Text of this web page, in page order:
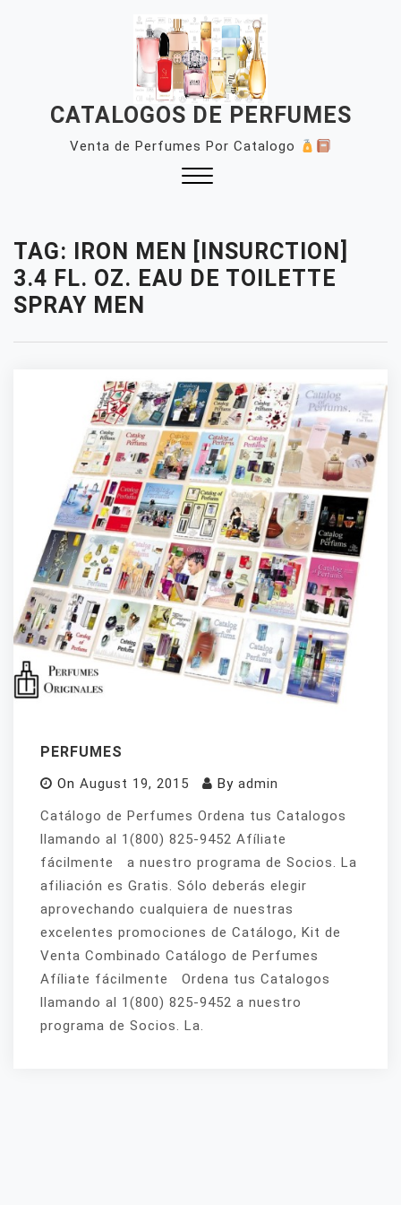
CATALOGOS DE PERFUMES
Venta de Perfumes Por Catalogo
TAG:
IRON MEN [INSURCTION]
3.4 FL. OZ. EAU DE TOILETTE
SPRAY MEN
PERFUMES
On August 19, 2015 By admin
Catálogo de Perfumes Ordena tus Catalogos
llamando al 1(800) 825-9452 Afíliate
fácilmente a nuestro programa de Socios. La
afiliación es Gratis. Sólo deberás elegir
aprovechando cualquiera de nuestras
excelentes promociones de Catálogo, Kit de
Venta Combinado Catálogo de Perfumes
Afíliate fácilmente Ordena tus Catalogos
llamando al 1(800) 825-9452 a nuestro
programa de Socios. La.